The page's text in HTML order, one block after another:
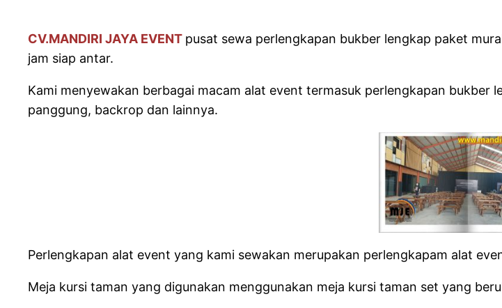
CV.MANDIRI JAYA EVENT pusat sewa perlengkapan bukber lengkap paket
jam siap antar.
Kami menyewakan berbagai macam alat event termasuk perlengkapan bukber
panggung, backrop dan lainnya.
Perlengkapan alat event yang kami sewakan merupakan perlengkapam alat
Meja kursi taman yang digunakan menggunakan meja kursi taman set yang